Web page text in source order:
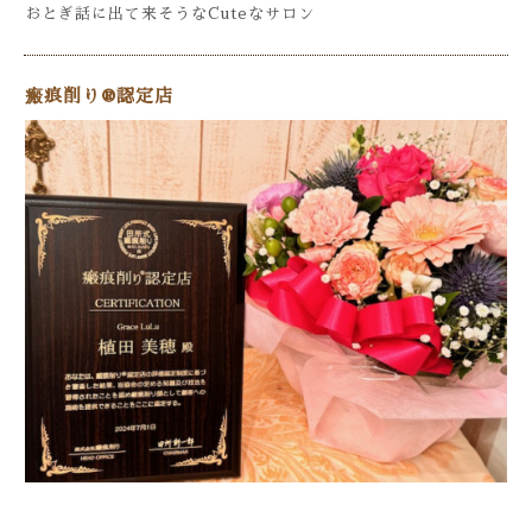
おとぎ話に出て来そうなCuteなサロン
瘢痕削り®️認定店